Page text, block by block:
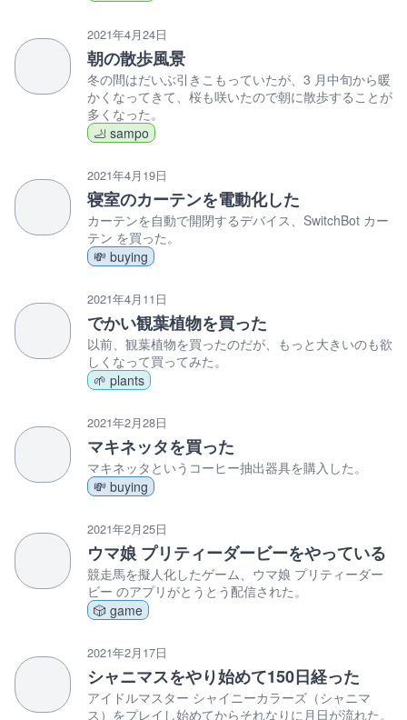
2021年4月24日
朝の散歩風景
冬の間はだいぶ引きこもっていたが、3 月中旬から暖
かくなってきて、桜も咲いたので朝に散歩することが
多くなった。
🦶 sampo
2021年4月19日
寝室のカーテンを電動化した
カーテンを自動で開閉するデバイス、SwitchBot カー
テン を買った。
💸 buying
2021年4月11日
でかい観葉植物を買った
以前、観葉植物を買ったのだが、もっと大きいのも欲
しくなって買ってみた。
🌱 plants
2021年2月28日
マキネッタを買った
マキネッタというコーヒー抽出器具を購入した。
💸 buying
2021年2月25日
ウマ娘 プリティーダービーをやっている
競走馬を擬人化したゲーム、ウマ娘 プリティーダー
ビー のアプリがとうとう配信された。
🎲 game
2021年2月17日
シャニマスをやり始めて150日経った
アイドルマスター シャイニーカラーズ（シャニマ
ス）をプレイし始めてからそれなりに月日が流れた。